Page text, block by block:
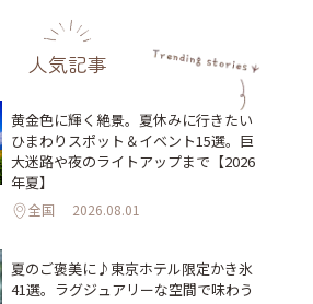
人気記事
黄金色に輝く絶景。夏休みに行きたい
ひまわりスポット＆イベント15選。巨
大迷路や夜のライトアップまで【2026
年夏】
全国 2026.08.01
夏のご褒美に♪東京ホテル限定かき氷
41選。ラグジュアリーな空間で味わう